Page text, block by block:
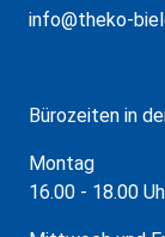
info@theko-
Bürozeiten in
Montag
16.00 - 18.00